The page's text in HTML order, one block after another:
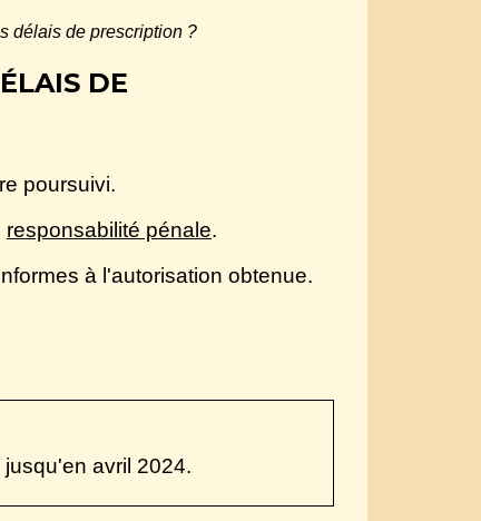
délais de prescription ?
DE
poursuivi.
responsabilité pénale.
à l'autorisation obtenue.
avril 2024.